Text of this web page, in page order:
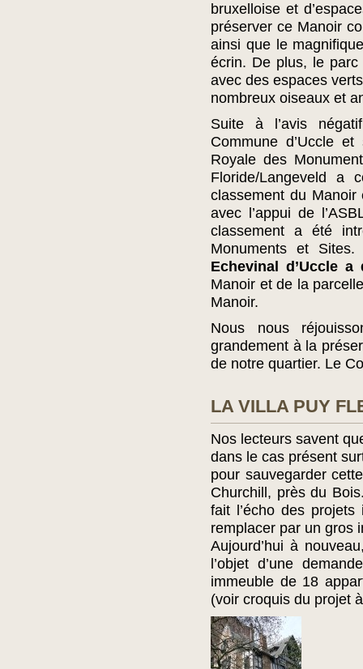
bruxelloise et
préserver ce Manoir
ainsi que le
écrin. De plus, le
avec des espaces
nombreux oiseaux et
Suite à l’avis
Commune d’Uccle
Royale des
Floride/Langeveld a
classement du
avec l’appui de
classement a été
Monuments et
Echevinal d’Uccle a
Manoir et de la
Manoir.
Nous nous
grandement à la
de notre quartier. Le
LA VILLA PUY
Nos lecteurs savent
dans le cas présent
pour sauvegarder
Churchill, près du
fait l’écho des
remplacer par un gros
Aujourd’hui à
l’objet d’une
immeuble de 18
(voir croquis du projet